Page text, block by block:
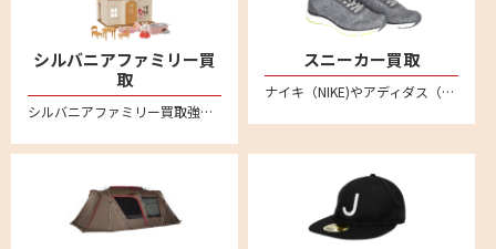
シルバニアファミリー買
取
シルバニアファミリー買取強化中！人形やドールハウス、箱無しのものでもしっかり買い取ります。不要になりましたシルバニアファミリーの商品がございましたらリムーブの宅配買取をご利用ください。
スニーカー買取
ナイキ（NIKE)やアディダス（adidas）、ニューバランス(New Balance)など不要になったスニーカーは宅配買取専門店リムーブへお売りください。全国対応・送料無料の安心宅配査定。LINE査定も便利です。新品未使用品から中古品のスニーカーまでしっかり買い取ります